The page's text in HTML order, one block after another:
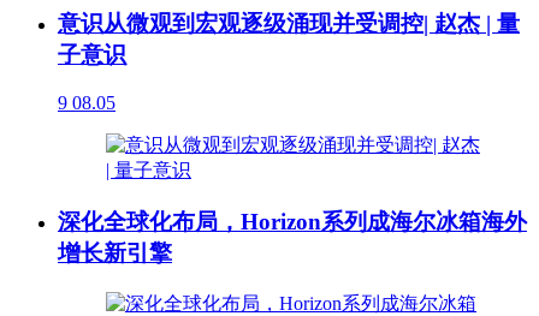
意识从微观到宏观逐级涌现并受调控| 赵杰 | 量
子意识
9 08.05
深化全球化布局，Horizon系列成海尔冰箱海外
增长新引擎